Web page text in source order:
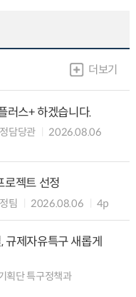
더보기
러스+ 하겠습니다.
담당관
2026.08.06
로젝트 선정
팀 2026.08.06 4p
규제자유특구 새롭게
획단 특구정책과